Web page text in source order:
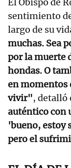
El Obispo de
sentimiento
largo de su
muchas. Sea
por la muerte
hondas. O
en momentos
vivir", detalló
auténtico con
'bueno, estoy
pero el